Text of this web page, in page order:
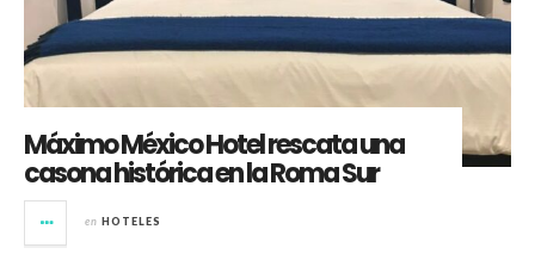
Máximo México Hotel rescata una
casona histórica en la Roma Sur
en HOTELES